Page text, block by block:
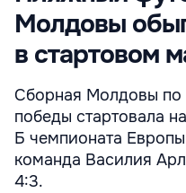
Молдовы
в стартовом
Сборная Молдовы по
победы стартовала
Б чемпионата
команда Василия
4:3.